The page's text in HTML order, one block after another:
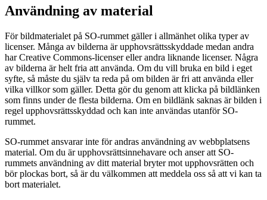
Användning av material
För bildmaterialet på SO-rummet gäller i allmänhet olika typer av
licenser. Många av bilderna är upphovsrättsskyddade medan andra
har Creative Commons-licenser eller andra liknande licenser. Några
av bilderna är helt fria att använda. Om du vill bruka en bild i eget
syfte, så måste du själv ta reda på om bilden är fri att använda eller
vilka villkor som gäller. Detta gör du genom att klicka på bildlänken
som finns under de flesta bilderna. Om en bildlänk saknas är bilden i
regel upphovsrättsskyddad och kan inte användas utanför SO-
rummet.
SO-rummet ansvarar inte för andras användning av webbplatsens
material. Om du är upphovsrättsinnehavare och anser att SO-
rummets användning av ditt material bryter mot upphovsrätten och
bör plockas bort, så är du välkommen att meddela oss så att vi kan ta
bort materialet.